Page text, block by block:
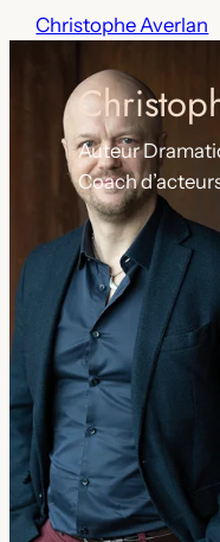
Aller
contenu
Christophe Averlan
Auteur
Coach